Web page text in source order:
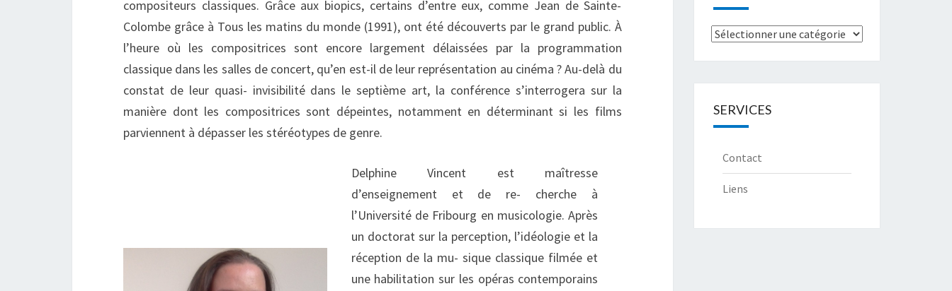
compositeurs classiques. Grâce aux biopics, certains d’entre eux, comme Jean de Sainte-
Colombe grâce à Tous les matins du monde (1991), ont été découverts par le grand public. À
l’heure où les compositrices sont encore largement délaissées par la programmation
classique dans les salles de concert, qu’en est-il de leur représentation au cinéma ? Au-delà du
constat de leur quasi- invisibilité dans le septième art, la conférence s’interrogera sur la
manière dont les compositrices sont dépeintes, notamment en déterminant si les films
parviennent à dépasser les stéréotypes de genre.
Delphine Vincent est maîtresse
d’enseignement et de re- cherche à
l’Université de Fribourg en musicologie. Après
un doctorat sur la perception, l’idéologie et la
réception de la mu- sique classique filmée et
une habilitation sur les opéras contemporains
Catégories
du
club
SERVICES
Contact
Liens